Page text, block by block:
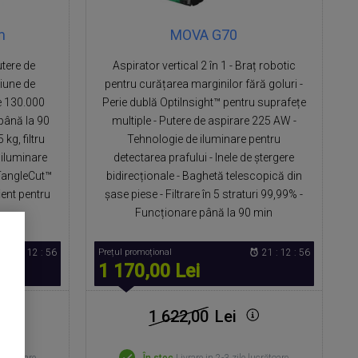
de
de
130.000
la 90
kg, filtru
iluminare
pentru
21 : 12 : 55
MOVA G70
Aspirator vertical 2 în 1 - Braț robotic
pentru curățarea marginilor fără goluri -
Perie dublă OptiInsight™ pentru suprafețe
multiple - Putere de aspirare 225 AW -
Tehnologie de iluminare pentru
detectarea prafului - Inele de ștergere
bidirecționale - Baghetă telescopică din
șase piese - Filtrare în 5 straturi 99,99% -
Funcționare până la 90 min
Prețul promoțional
1 170,00 Lei
21 : 12 : 55
1 622,00 Lei